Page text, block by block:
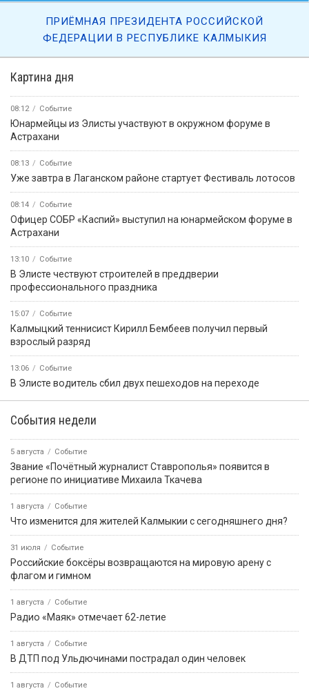
Картина дня
08:12 Событие
Юнармейцы из Элисты участвуют в окружном форуме в
Астрахани
08:13 Событие
Уже завтра в Лаганском районе стартует Фестиваль лотосов
08:14 Событие
Офицер СОБР «Каспий» выступил на юнармейском форуме в
Астрахани
13:10 Событие
В Элисте чествуют строителей в преддверии
профессионального праздника
15:07 Событие
Калмыцкий теннисист Кирилл Бембеев получил первый
взрослый разряд
13:06 Событие
В Элисте водитель сбил двух пешеходов на переходе
События недели
5 августа Событие
Звание «Почётный журналист Ставрополья» появится в
регионе по инициативе Михаила Ткачева
1 августа Событие
Что изменится для жителей Калмыкии с сегодняшнего дня?
31 июля Событие
Российские боксёры возвращаются на мировую арену с
флагом и гимном
1 августа Событие
Радио «Маяк» отмечает 62-летие
1 августа Событие
В ДТП под Ульдючинами пострадал один человек
1 августа Событие
ПРИЁМНАЯ ПРЕЗИДЕНТА РОССИЙСКОЙ
ФЕДЕРАЦИИ В РЕСПУБЛИКЕ КАЛМЫКИЯ